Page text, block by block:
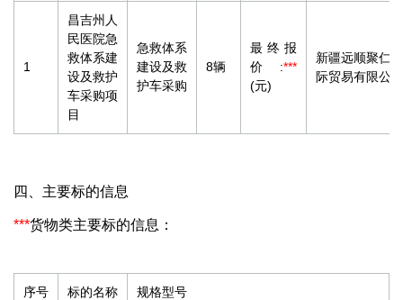
1
昌吉州人
民医院急
救体系建
设及救护
车采购项
目
急救体系
建设及救
护车采购
8辆
最终报
价:***
(元)
新疆远顺聚仁国
际贸易有限公司
四、主要标的信息
***货物类主要标的信息：
序号 标的名称 规格型号